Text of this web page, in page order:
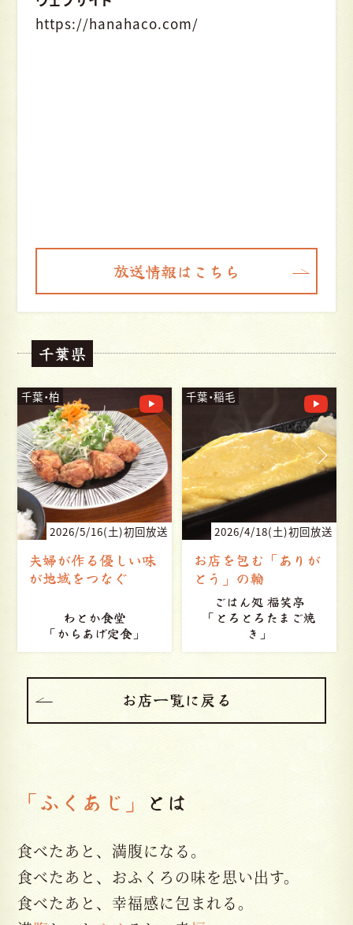
https://hanahaco.com/
放送情報はこちら
千葉県
千葉・稲毛
2026/4/18(土)初回放送
お店を包む「ありが
とう」の輪
「とろとろたまご焼
き」
千葉・松戸
2026/3/7(土)初回放送
マダムがもてなす 上
品なひととき
Caf? de KAORI
「オムライス」
お店一覧に戻る
「ふくあじ」 とは
食べたあと、満腹になる。
食べたあと、おふくろの味を思い出す。
食べたあと、幸福感に包まれる。